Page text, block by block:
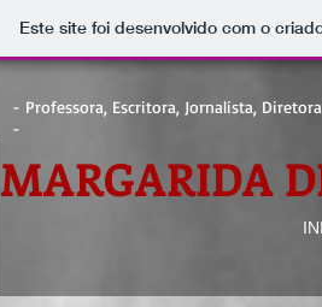
Este site foi desenvolvido com o
- Professora, Escritora, Jornalista,
-
MARGARIDA